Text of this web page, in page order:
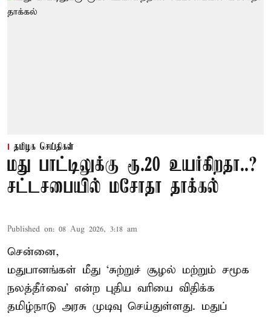
தமிழக செய்திகள்
மது பாட்டிலுக்கு ரூ.20 உயர்கிறதா..?
சட்டசபையில் மசோதா தாக்கல்
Published on: 08 Aug 2026, 3:18 am
சென்னை,
மதுபானங்கள் மீது ‘சுற்றுச் சூழல் மற்றும் சமூக
நலத்தீர்வை’ என்ற புதிய வரியை விதிக்க
தமிழ்நாடு அரசு முடிவு செய்துள்ளது. மதுப்